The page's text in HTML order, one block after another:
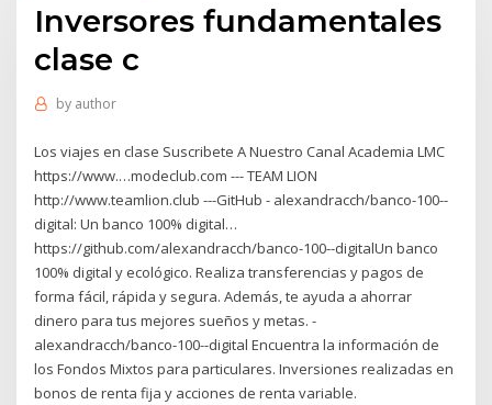
Inversores fundamentales
clase c
by author
Los viajes en clase Suscribete A Nuestro Canal Academia LMC
https://www.…modeclub.com --- TEAM LION
http://www.teamlion.club ---GitHub - alexandracch/banco-100--
digital: Un banco 100% digital…
https://github.com/alexandracch/banco-100--digitalUn banco
100% digital y ecológico. Realiza transferencias y pagos de
forma fácil, rápida y segura. Además, te ayuda a ahorrar
dinero para tus mejores sueños y metas. -
alexandracch/banco-100--digital Encuentra la información de
los Fondos Mixtos para particulares. Inversiones realizadas en
bonos de renta fija y acciones de renta variable.